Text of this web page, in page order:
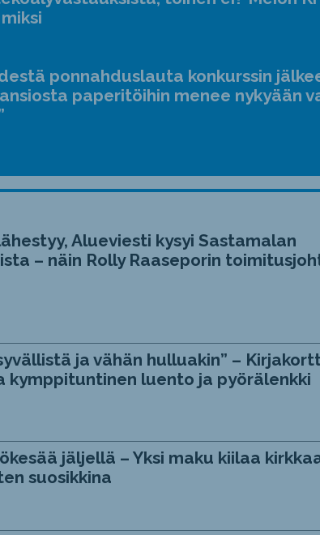
ponnahduslauta konkurssin
paperitöihin menee nykyään
Alueviesti kysyi Sastamalan
– näin Rolly Raaseporin
ja vähän hulluakin” –
kymppituntinen luento ja pyörälenkki
jäljellä – Yksi maku kiilaa
suosikkina